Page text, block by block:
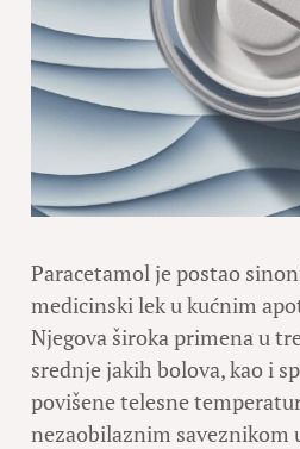
Paracetamol je postao
medicinski lek u kućnim
Njegova široka primena u
srednje jakih bolova, kao i
povišene telesne
nezaobilaznim saveznikom